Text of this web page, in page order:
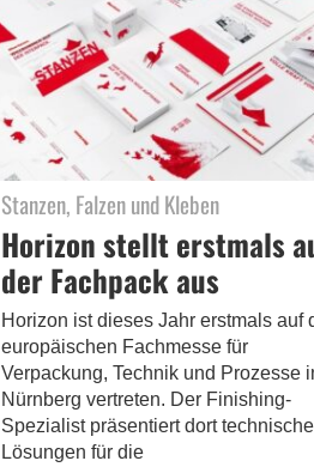
Stanzen, Falzen und Kleben
Horizon stellt erstmals
der Fachpack aus
Horizon ist dieses Jahr erstmals auf
europäischen Fachmesse für
Verpackung, Technik und Prozesse
Nürnberg vertreten. Der Finishing-
Spezialist präsentiert dort technische
Lösungen für die